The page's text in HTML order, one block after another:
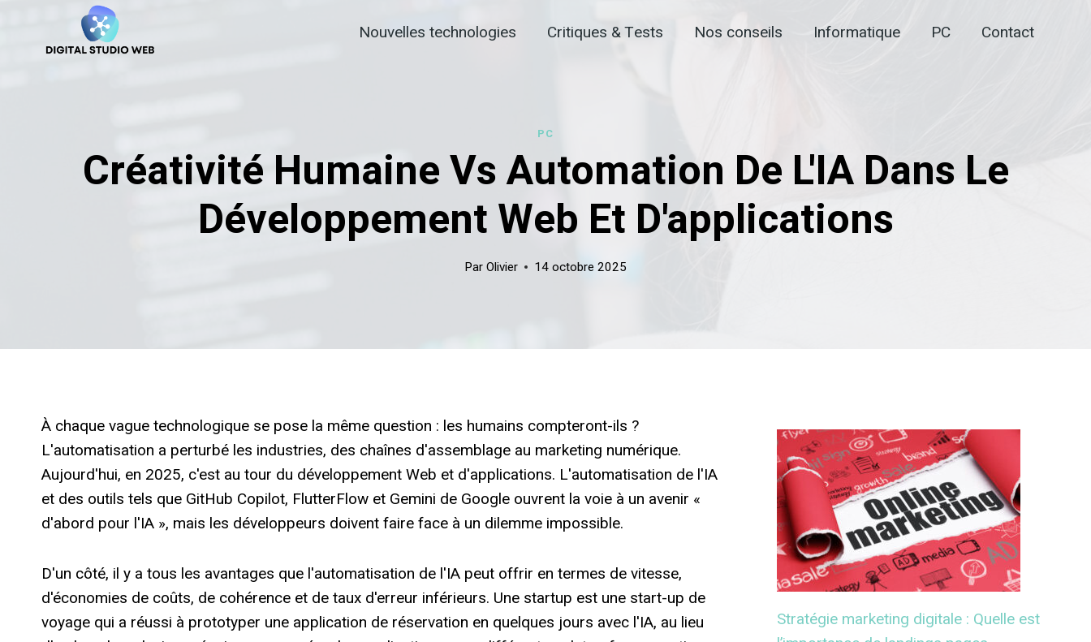
content
Nouvelles technologies Critiques & Tests Nos conseils Informatique PC Contact
PC
Créativité Humaine Vs Automation De L'IA Dans Le
Développement Web Et D'applications
Par Olivier 14 octobre 2025
À chaque vague technologique se pose la même question : les humains compteront-ils ?
L'automatisation a perturbé les industries, des chaînes d'assemblage au marketing numérique.
Aujourd'hui, en 2025, c'est au tour du développement Web et d'applications. L'automatisation de l'IA
et des outils tels que GitHub Copilot, FlutterFlow et Gemini de Google ouvrent la voie à un avenir «
d'abord pour l'IA », mais les développeurs doivent faire face à un dilemme impossible.
D'un côté, il y a tous les avantages que l'automatisation de l'IA peut offrir en termes de vitesse,
d'économies de coûts, de cohérence et de taux d'erreur inférieurs. Une startup est une start-up de
voyage qui a réussi à prototyper une application de réservation en quelques jours avec l'IA, au lieu
Stratégie marketing digitale : Quelle est